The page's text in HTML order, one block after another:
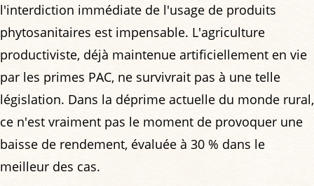
l'interdiction immédiate de l'usage de produits
phytosanitaires est impensable. L'agriculture
productiviste, déjà maintenue artificiellement en vie
par les primes PAC, ne survivrait pas à une telle
législation. Dans la déprime actuelle du monde rural,
ce n'est vraiment pas le moment de provoquer une
baisse de rendement, évaluée à 30 % dans le
meilleur des cas.